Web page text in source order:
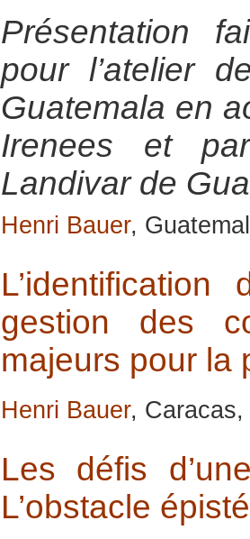
Présentation
pour l’atelier
Guatemala en
Irenees et
Landivar de
Henri Bauer,
gestion des
majeurs pour la
Henri Bauer, Caracas,
Les défis
L’obstacle